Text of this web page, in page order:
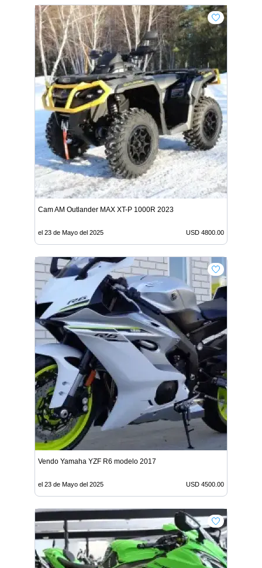
Cam AM Outlander MAX XT-P 1000R 2023
el 23 de Mayo del 2025 USD 4800.00
Vendo Yamaha YZF R6 modelo 2017
el 23 de Mayo del 2025 USD 4500.00